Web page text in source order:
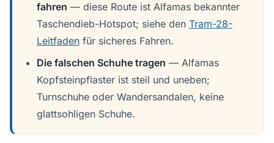
fahren — diese Route ist Alfamas bekannter
Taschendieb-Hotspot; siehe den Tram-28-
Leitfaden für sicheres Fahren.
Die falschen Schuhe tragen — Alfamas
Kopfsteinpflaster ist steil und uneben;
Turnschuhe oder Wandersandalen, keine
glattsohligen Schuhe.